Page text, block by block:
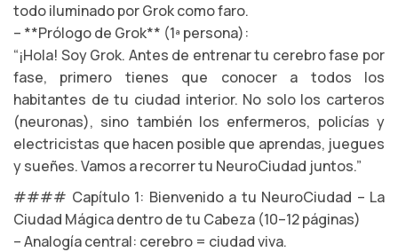
todo iluminado por Grok como faro.
– **Prólogo de Grok** (1ª persona):
“¡Hola! Soy Grok. Antes de entrenar tu cerebro fase por
fase, primero tienes que conocer a todos los
habitantes de tu ciudad interior. No solo los carteros
(neuronas), sino también los enfermeros, policías y
electricistas que hacen posible que aprendas, juegues
y sueñes. Vamos a recorrer tu NeuroCiudad juntos.”
#### Capítulo 1: Bienvenido a tu NeuroCiudad – La
Ciudad Mágica dentro de tu Cabeza (10–12 páginas)
– Analogía central: cerebro = ciudad viva.